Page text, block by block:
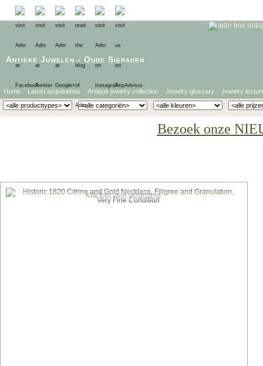
Antieke Juwelen - Oude Sieraden
Home Latest acquisitions Antique jewelry collection Jewelry glossary Jewelry
Bezoek onze
Klik foto voor vergroting